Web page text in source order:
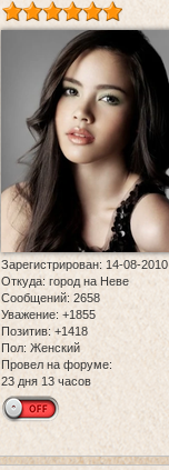
Зарегистрирован: 14-08-2010
Откуда: город на Неве
Сообщений: 2658
Уважение: +1855
Позитив: +1418
Пол: Женский
Провел на форуме:
23 дня 13 часов